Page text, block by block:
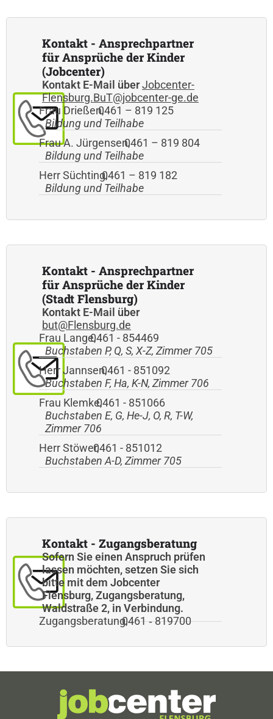
Kontakt - Ansprechpartner
für Ansprüche der Kinder
(Jobcenter)
Kontakt E-Mail überJobcenter-
Flensburg.BuT@jobcenter-ge.de
Frau Drießen,
0461 – 819 125
Bildung und Teilhabe
Frau A. Jürgensen,
0461 – 819 804
Bildung und Teilhabe
Herr Süchting,
0461 – 819 182
Bildung und Teilhabe
Kontakt - Ansprechpartner
für Ansprüche der Kinder
(Stadt Flensburg)
Kontakt E-Mail über
but@Flensburg.de
Frau Lange,
0461 - 854469
Buchstaben P, Q, S, X-Z, Zimmer 705
Herr Jannsen,
0461 - 851092
Buchstaben F, Ha, K-N, Zimmer 706
Frau Klemke,
0461 - 851066
Buchstaben E, G, He-J, O, R, T-W,
Zimmer 706
Herr Stöwer,
0461 - 851012
Buchstaben A-D, Zimmer 705
Kontakt - Zugangsberatung
Sofern Sie einen Anspruch prüfen
lassen möchten, setzen Sie sich
bitte mit dem Jobcenter
Flensburg, Zugangsberatung,
Waldstraße 2, in Verbindung.
Zugangsberatung,
0461 ‑ 819700